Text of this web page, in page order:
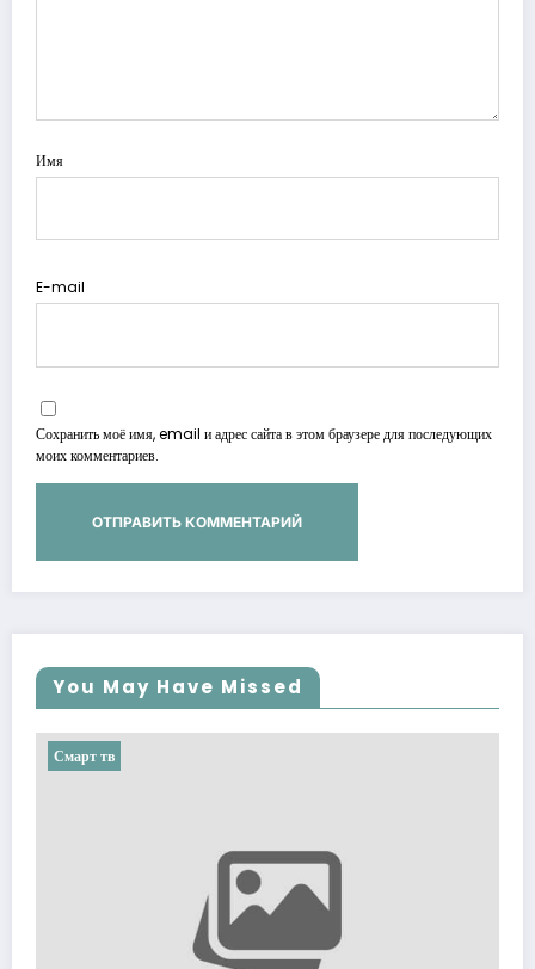
Имя
E-mail
Сохранить моё имя, email и адрес сайта в этом браузере для последующих
моих комментариев.
You May Have Missed
Смарт тв